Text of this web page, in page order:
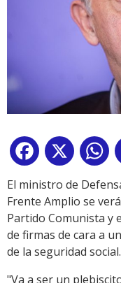
Facebook
X
El ministro de
Frente Amplio se
Partido Comunista y
de firmas de cara a
de la seguridad social.
"Va a ser un